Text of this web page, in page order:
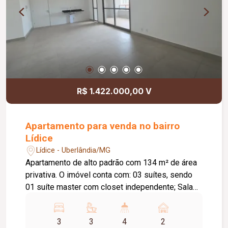
sua visita e venha conhecer seu novo lar.
R$ 1.422.000,00 V
Apartamento para venda no bairro
Lídice
Lídice - Uberlândia/MG
Apartamento de alto padrão com 134 m² de área
privativa. O imóvel conta com: 03 suítes, sendo
01 suíte master com closet independente; Sala
ampla com bancada e vista livre; Cozinha ampla e
integrada; Hall de circulação com espaço para
3 3 4 2